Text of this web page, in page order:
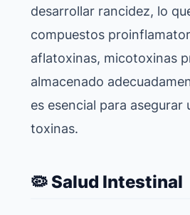
desarrollar rancidez, lo
compuestos
aflatoxinas, micotoxinas
almacenado
es esencial para
toxinas.
🦠 Salud Intestinal